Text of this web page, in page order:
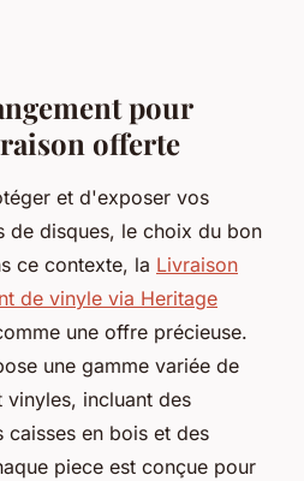
pour
offerte
et d'exposer vos
de disques, le choix du bon
ce contexte, la Livraison
de vinyle via Heritage
une offre précieuse.
une gamme variée de
incluant des
caisses en bois et des
piece est conçue pour